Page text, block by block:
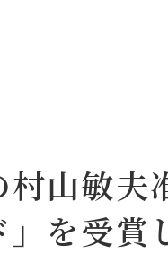
山敏夫
を受賞